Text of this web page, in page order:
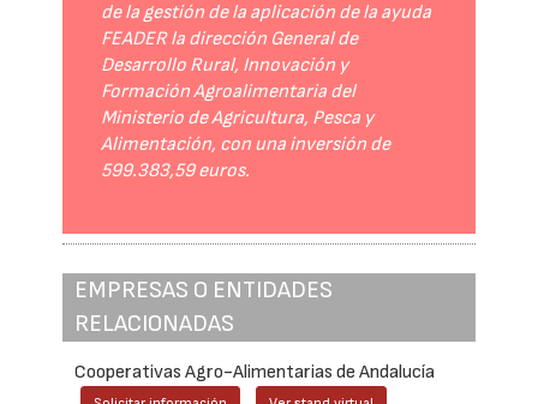
de la gestión de la aplicación de la ayuda
FEADER la dirección General de
Desarrollo Rural, Innovación y
Formación Agroalimentaria del
Ministerio de Agricultura, Pesca y
Alimentación, con una inversión de
599.383,59 euros.
EMPRESAS O ENTIDADES
RELACIONADAS
Cooperativas Agro-Alimentarias de Andalucía